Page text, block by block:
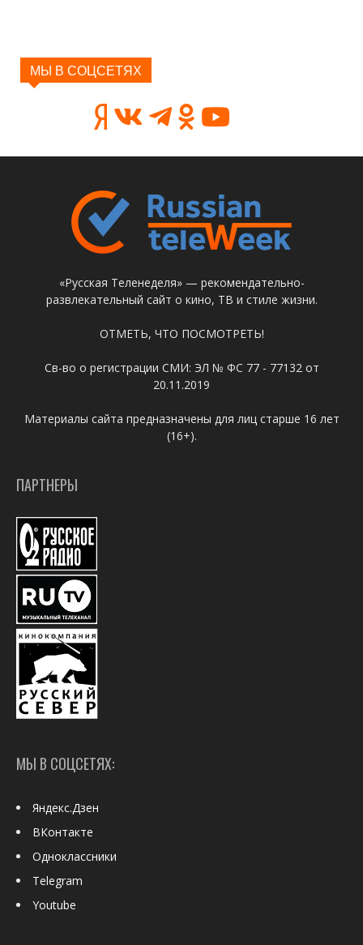
МЫ В СОЦСЕТЯХ
«Русская Теленеделя» — рекомендательно-
развлекательный сайт о кино, ТВ и стиле жизни.
ОТМЕТЬ, ЧТО ПОСМОТРЕТЬ!
Св-во о регистрации СМИ: ЭЛ № ФС 77 - 77132 от
20.11.2019
Материалы сайта предназначены для лиц старше 16 лет
(16+).
ПАРТНЕРЫ
МЫ В СОЦСЕТЯХ:
Яндекс.Дзен
ВКонтакте
Одноклассники
Telegram
Youtube